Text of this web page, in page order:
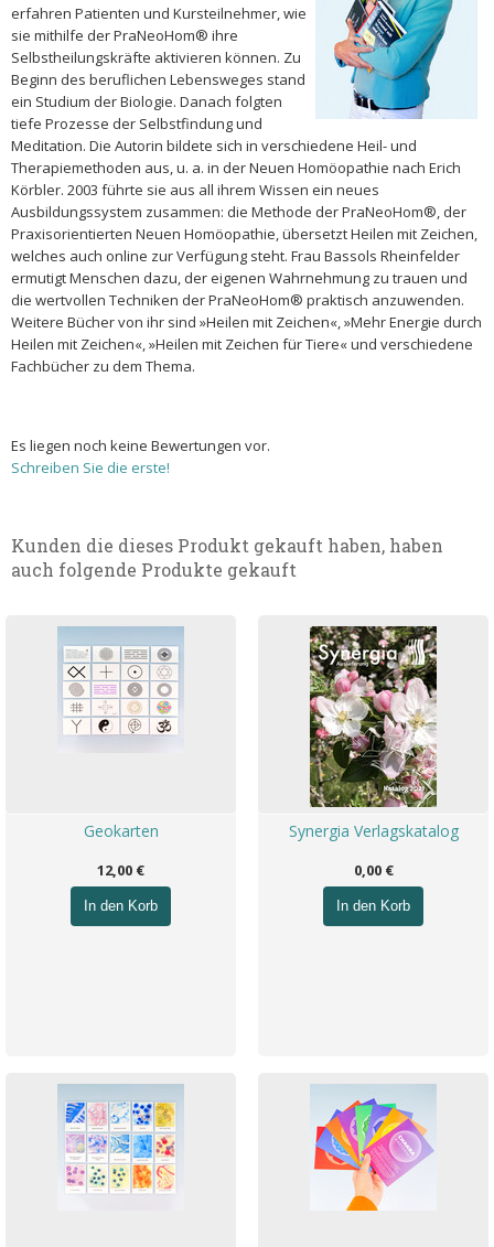
erfahren Patienten und Kursteilnehmer, wie
sie mithilfe der PraNeoHom® ihre
Selbstheilungskräfte aktivieren können. Zu
Beginn des beruflichen Lebensweges stand
ein Studium der Biologie. Danach folgten
tiefe Prozesse der Selbstfindung und
Meditation. Die Autorin bildete sich in verschiedene Heil- und
Therapiemethoden aus, u. a. in der Neuen Homöopathie nach Erich
Körbler. 2003 führte sie aus all ihrem Wissen ein neues
Ausbildungssystem zusammen: die Methode der PraNeoHom®, der
Praxisorientierten Neuen Homöopathie, übersetzt Heilen mit Zeichen,
welches auch online zur Verfügung steht. Frau Bassols Rheinfelder
ermutigt Menschen dazu, der eigenen Wahrnehmung zu trauen und
die wertvollen Techniken der PraNeoHom® praktisch anzuwenden.
Weitere Bücher von ihr sind »Heilen mit Zeichen«, »Mehr Energie durch
Heilen mit Zeichen«, »Heilen mit Zeichen für Tiere« und verschiedene
Fachbücher zu dem Thema.
Es liegen noch keine Bewertungen vor.
Schreiben Sie die erste!
Kunden die dieses Produkt gekauft haben, haben
auch folgende Produkte gekauft
Geokarten
12,00 €
In den Korb
Synergia Verlagskatalog
0,00 €
In den Korb